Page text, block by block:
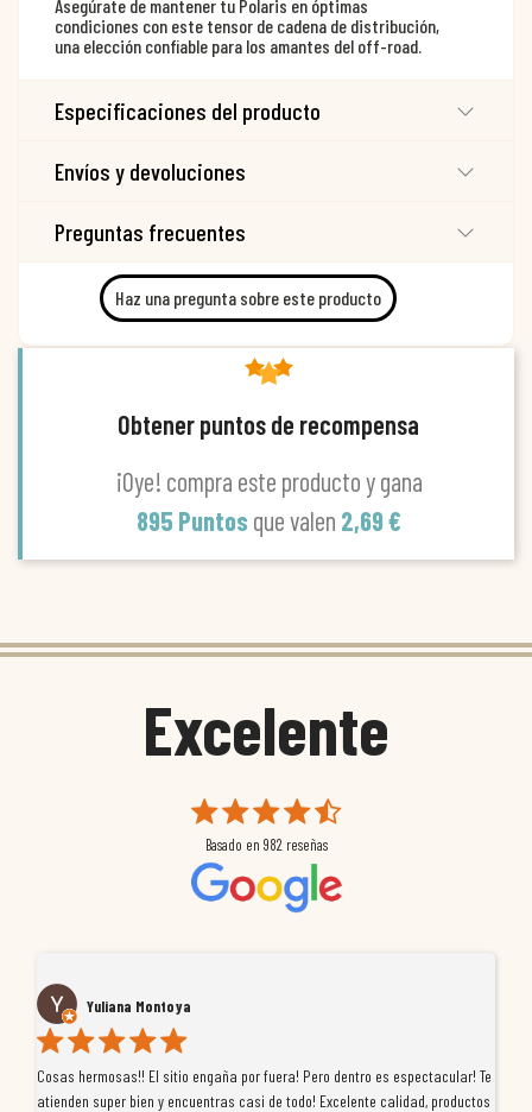
Asegúrate de mantener tu Polaris en óptimas
condiciones con este tensor de cadena de distribución,
una elección confiable para los amantes del off-road.
Especificaciones del producto
Envíos y devoluciones
Preguntas frecuentes
Haz una pregunta sobre este producto
Obtener puntos de recompensa
¡Oye! compra este producto y gana
895 Puntos que valen 2,69 €
Excelente
Basado en 982 reseñas
Yuliana Montoya
Cosas hermosas!! El sitio engaña por fuera! Pero dentro es espectacular! Te
atienden super bien y encuentras casi de todo! Excelente calidad, productos